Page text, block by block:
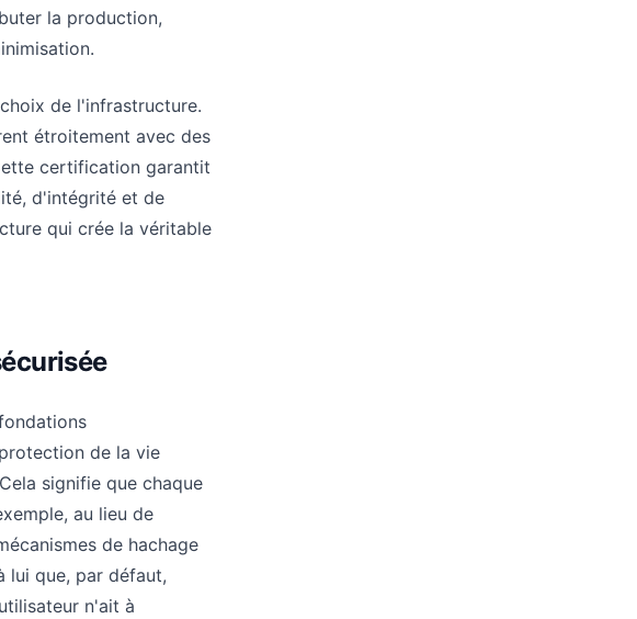
la production,
de l'infrastructure.
étroitement avec des
certification garantit
d'intégrité et de
qui crée la véritable
de la vie
signifie que chaque
au lieu de
de hachage
lui que, par défaut,
n'ait à